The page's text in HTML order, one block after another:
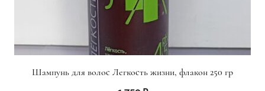
Шампунь для волос Легкость жизни, флакон 250 гр